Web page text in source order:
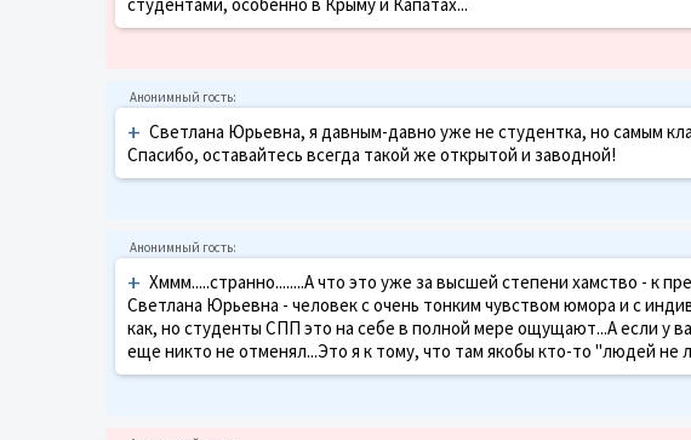
+ Светлана Юрьевна, я давным-давно уже не студентка, но самым
Спасибо, оставайтесь всегда такой же открытой и заводной!
+ Хммм.....странно........А что это уже за высшей степени хамство - к
Светлана Юрьевна - человек с очень тонким чувством юмора и с
как, но студенты СПП это на себе в полной мере ощущают...А если у
еще никто не отменял...Это я к тому, что там якобы кто-то "людей не